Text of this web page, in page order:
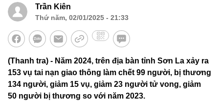
Trần Kiên
Thứ năm, 02/01/2025 - 21:33
(Thanh tra) - Năm 2024, trên địa bàn tỉnh Sơn La xảy ra
153 vụ tai nạn giao thông làm chết 99 người, bị thương
134 người, giảm 15 vụ, giảm 23 người tử vong, giảm
50 người bị thương so với năm 2023.